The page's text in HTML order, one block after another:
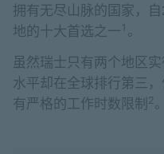
拥有无尽山脉的国家，
地的十大首选之一 1 。
虽然瑞士只有两个地区
水平却在全球排行第三
有严格的工作时数限制 2 。